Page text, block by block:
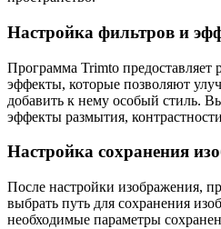
Настройка фильтров и
Программа Trimto предоставляет
эффекты, которые позволяют
добавить к нему особый стиль.
эффекты размытия,
Настройка сохранения
После настройки изображения,
выбрать путь для сохранения
необходимые параметры